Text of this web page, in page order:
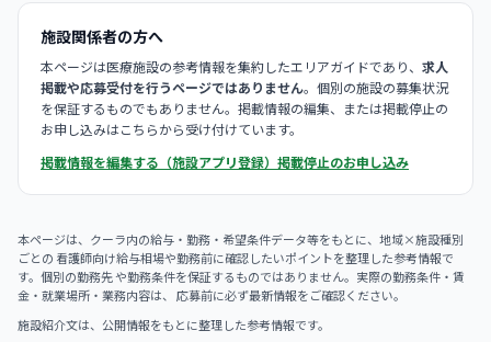
施設関係者の方へ
本ページは医療施設の参考情報を集約したエリアガイドであり、 求人
掲載や応募受付を行うページではありません。個別の施設の募集状況
を保証するものでもありません。掲載情報の編集、または掲載停止の
お申し込みはこちらから受け付けています。
掲載情報を編集する（施設アプリ登録） 掲載停止のお申し込み
本ページは、クーラ内の給与・勤務・希望条件データ等をもとに、地域×施設種別
ごとの 看護師向け給与相場や勤務前に確認したいポイントを整理した参考情報で
す。個別の勤務先 や勤務条件を保証するものではありません。実際の勤務条件・賃
金・就業場所・業務内容は、 応募前に必ず最新情報をご確認ください。
施設紹介文は、公開情報をもとに整理した参考情報です。